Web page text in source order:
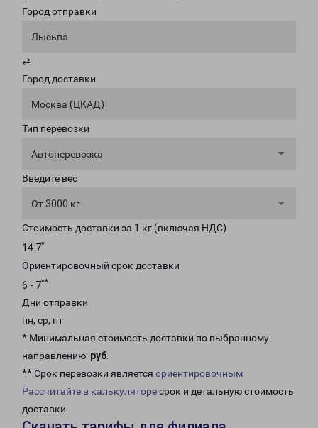
Город отправки
Лысьва
⇄
Город доставки
Москва (ЦКАД)
Тип перевозки
Автоперевозка
Введите вес
От 3000 кг
Стоимость доставки за 1 кг (включая НДС)
14.7*
Ориентировочный срок доставки
6 - 7**
Дни отправки
пн, ср, пт
* Минимальная стоимость доставки по выбранному
направлению: руб.
** Срок перевозки является ориентировочным
Рассчитайте в калькуляторесрок и детальную стоимость
доставки.